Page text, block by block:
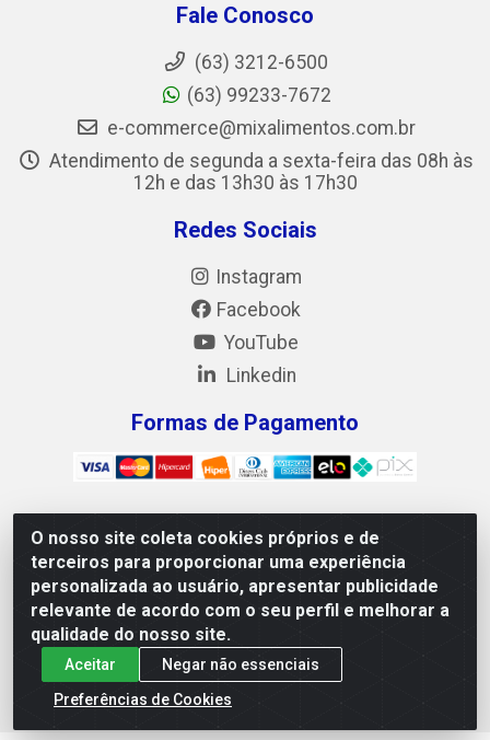
O nosso site coleta cookies próprios e de
terceiros para proporcionar uma experiência
personalizada ao usuário, apresentar publicidade
relevante de acordo com o seu perfil e melhorar a
qualidade do nosso site.
Aceitar
Negar não essenciais
Preferências de Cookies
Fale Conosco
(63) 3212-6500
(63) 99233-7672
e-commerce@mixalimentos.com.br
Atendimento de segunda a sexta-feira das 08h às
12h e das 13h30 às 17h30
Redes Sociais
Instagram
Facebook
YouTube
Linkedin
Formas de Pagamento
Mix Alimentos LTDA - Quadra Asr Ne 55 (412 Norte), Alameda
02, S/N - Plano Diretor Norte, Palmas/TO - CEP 77.006-540 -
CNPJ 05.922.500/0001-02